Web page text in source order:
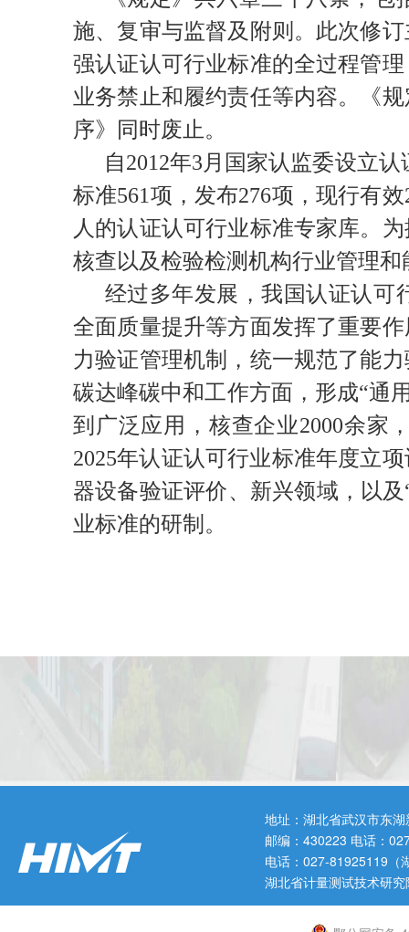
施、复审与监督及附则。此次修
强认证认可行业标准的全过程管
业务禁止和履约责任等内容。《
序》同时废止。
自2012年3月国家认监委设立
标准561项，发布276项，现行有
人的认证认可行业标准专家库。
核查以及检验检测机构行业管理
经过多年发展，我国认证认可
全面质量提升等方面发挥了重要
力验证管理机制，统一规范了能
碳达峰碳中和工作方面，形成“通
到广泛应用，核查企业2000余家
2025年认证认可行业标准年度立
器设备验证评价、新兴领域，以
业标准的研制。
地址：湖北省武汉市东
邮编：430223 电话：
电话：027-81925119（
湖北省计量测试技术研